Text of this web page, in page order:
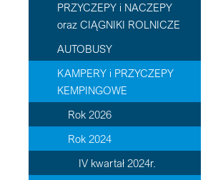
PRZYCZEPY i NACZEPY
oraz CIĄGNIKI ROLNICZE
AUTOBUSY
KAMPERY i PRZYCZEPY
KEMPINGOWE
Rok 2026
Rok 2024
IV kwartał 2024r.